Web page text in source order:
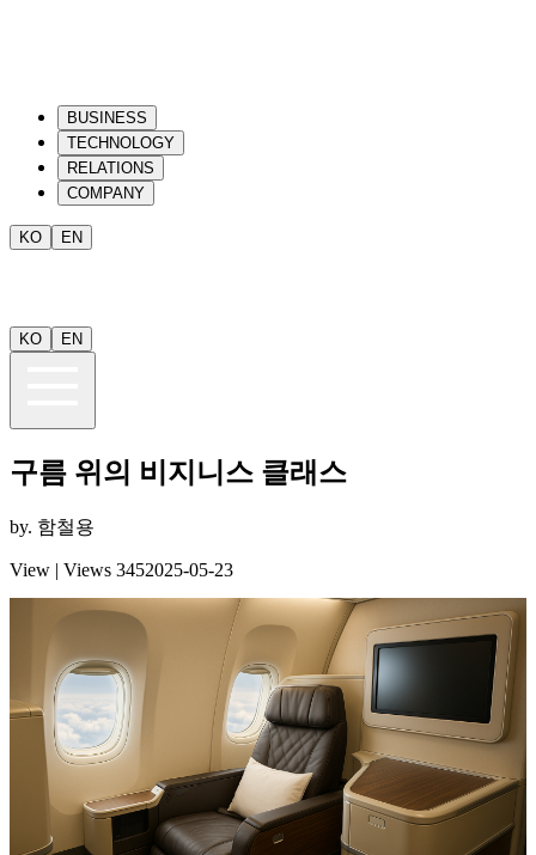
BUSINESS
TECHNOLOGY
RELATIONS
COMPANY
KO EN
KO EN
구름 위의 비지니스 클래스
by. 함철용
View | Views 3452025-05-23